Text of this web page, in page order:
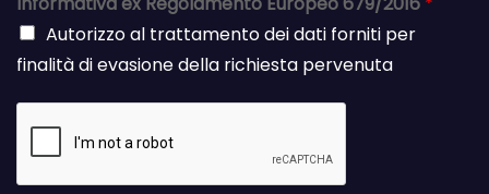
Autorizzo al trattamento dei dati forniti per
finalità di evasione della richiesta pervenuta